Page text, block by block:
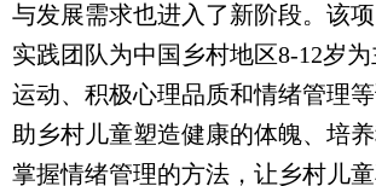
与发展需求也进入了新阶段。该
实践团队为中国乡村地区8-12岁
运动、积极心理品质和情绪管理
助乡村儿童塑造健康的体魄、培养
掌握情绪管理的方法，让乡村儿童